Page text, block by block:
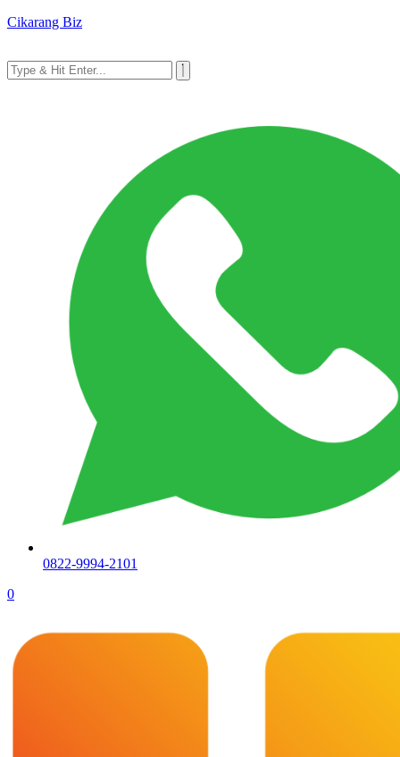
Cikarang Biz
0822-9994-2101
0